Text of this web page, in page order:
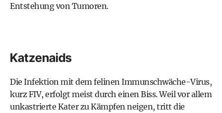
Entstehung von Tumoren.
Katzenaids
Die Infektion mit dem felinen Immunschwäche-Virus,
kurz FIV, erfolgt meist durch einen Biss. Weil vor allem
unkastrierte Kater zu Kämpfen neigen, tritt die